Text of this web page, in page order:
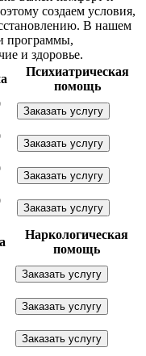
создаем условия,
В нашем
программы,
и здоровье.
Психиатрическая
помощь
Заказать услугу
Заказать услугу
Заказать услугу
Заказать услугу
Наркологическая
помощь
Заказать услугу
Заказать услугу
Заказать услугу